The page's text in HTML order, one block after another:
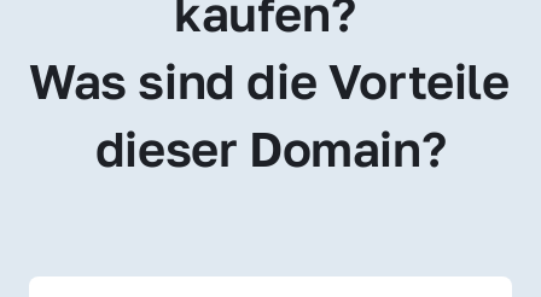
kaufen?
Was sind die Vorteile
dieser Domain?